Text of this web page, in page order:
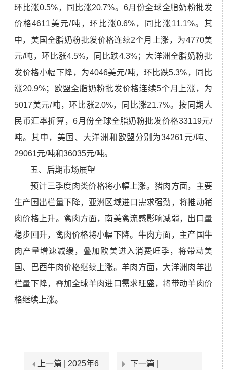
环比涨0.5%，同比涨20.7%。6月份全球全脂奶粉批发
价格4611美元/吨，环比涨0.6%，同比涨11.1%。其
中，美国全脂奶粉批发价格连续2个月上涨，为4770美
元/吨，环比涨4.5%，同比跌4.3%；大洋洲全脂奶粉批
发价格小幅下降，为4046美元/吨，环比跌5.3%，同比
涨20.9%；欧盟全脂奶粉批发价格连续5个月上涨，为
5017美元/吨，环比涨2.0%，同比涨21.7%。按同期人
民币汇率折算，6月份全球全脂奶粉批发价格33119元/
吨。其中，美国、大洋洲和欧盟分别为34261元/吨、
29061元/吨和36035元/吨。
五、后期市场展望
预计三季度肉类价格将小幅上涨。猪肉方面，主要
生产国出栏量下降，亚洲区域进口需求强劲，将推动猪
肉价格上升。禽肉方面，南美禽流感影响减弱，出口量
稳步回升，禽肉价格将小幅下降。牛肉方面，主产国牛
肉产量增速减缓，叠加欧美进入消费旺季，将带动美
国、巴西牛肉价格继续上涨。羊肉方面，大洋洲肉羊出
栏量下降，叠加全球羊肉进口需求旺盛，将带动羊肉价
格继续上涨。
上一篇 | 2025年6
下一篇 |